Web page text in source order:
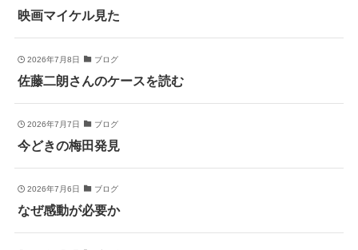
映画マイケル見た
2026年7月8日 ブログ
佐藤二朗さんのケースを読む
2026年7月7日 ブログ
今どきの梅田発見
2026年7月6日 ブログ
なぜ感動が必要か